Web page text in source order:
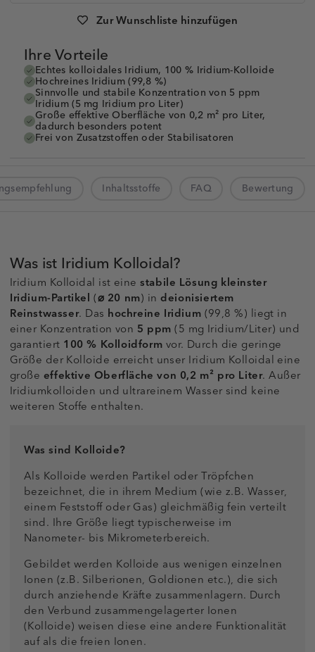
Zur Wunschliste hinzufügen
Ihre Vorteile
Echtes kolloidales Iridium, 100 % Iridium-Kolloide
Hochreines Iridium (99,8 %)
Sinnvolle und stabile Konzentration von 5 ppm
Iridium (5 mg Iridium pro Liter)
Große effektive Oberfläche von 0,2 m² pro Liter,
dadurch besonders potent
Frei von Zusatzstoffen oder Stabilisatoren
Inhaltsstoffe FAQ Bewertung
Was ist Iridium Kolloidal?
Iridium Kolloidal ist einestabile Lösung kleinster
Iridium-Partikel(⌀ 20 nm) indeionisiertem
Reinstwasser. Das hochreine Iridium(99,8 %) liegt in
einer Konzentration von 5 ppm(5 mg Iridium/Liter) und
garantiert 100 % Kolloidformvor. Durch die geringe
Größe der Kolloide erreicht unser Iridium Kolloidal eine
große effektive Oberfläche von 0,2 m² pro Liter. Außer
Iridiumkolloiden und ultrareinem Wasser sind keine
weiteren Stoffe enthalten.
Was sind Kolloide?
Als Kolloide werden Partikel oder Tröpfchen
bezeichnet, die in ihrem Medium (wie z.B. Wasser,
einem Feststoff oder Gas) gleichmäßig fein verteilt
sind. Ihre Größe liegt typischerweise im
Nanometer- bis Mikrometerbereich.
Gebildet werden Kolloide aus wenigen einzelnen
Ionen (z.B. Silberionen, Goldionen etc.), die sich
durch anziehende Kräfte zusammenlagern. Durch
den Verbund zusammengelagerter Ionen
(Kolloide) weisen diese eine andere Funktionalität
auf als die freien Ionen.